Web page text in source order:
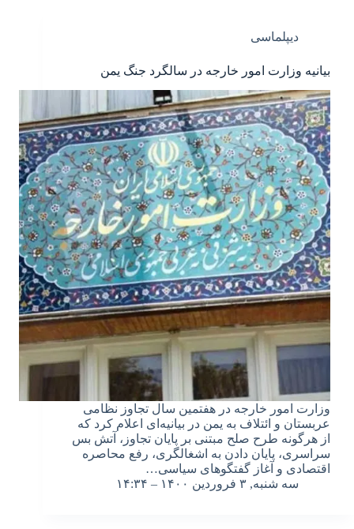
دیپلماسی
بیانیه وزارت امور خارجه در سالگرد جنگ یمن
وزارت امور خارجه در هفتمین سال تجاوز نظامی
عربستان و ائتلاف به یمن در بیانیه‌ای اعلام کرد که
از هرگونه طرح صلح مبتنی بر پایان تجاوز، آتش بس
سراسری، پایان دادن به اشغالگری، رفع محاصره
اقتصادی و آغاز گفتگوهای سیاسی…
سه شنبه, ۳ فروردین ۱۴۰۰ – ۱۴:۳۴